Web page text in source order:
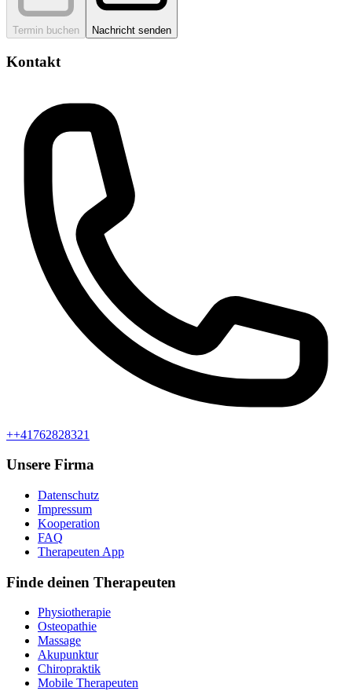
Termin buchen Nachricht senden
Kontakt
++41762828321
Unsere Firma
Datenschutz
Impressum
Kooperation
FAQ
Therapeuten App
Finde deinen Therapeuten
Physiotherapie
Osteopathie
Massage
Akupunktur
Chiropraktik
Mobile Therapeuten